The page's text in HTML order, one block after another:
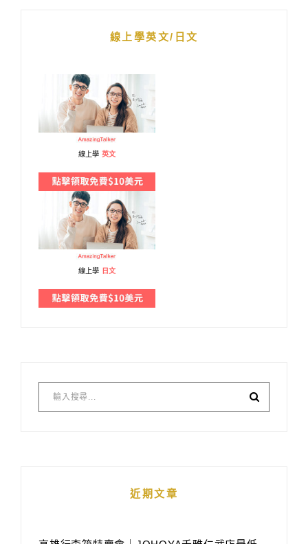
線上學英文/日文
線上學 英文
線上學 日文
近期文章